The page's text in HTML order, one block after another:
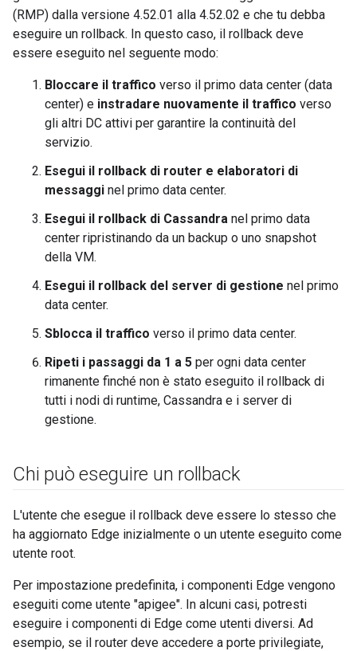
(RMP) dalla versione 4.52.01 alla 4.52.02 e che tu debba
eseguire un rollback. In questo caso, il rollback deve
essere eseguito nel seguente modo:
Bloccare il traffico verso il primo data center (data
center) e instradare nuovamente il traffico verso
gli altri DC attivi per garantire la continuità del
servizio.
Esegui il rollback di router e elaboratori di
messaggi nel primo data center.
Esegui il rollback di Cassandra nel primo data
center ripristinando da un backup o uno snapshot
della VM.
Esegui il rollback del server di gestione nel primo
data center.
Sblocca il traffico verso il primo data center.
Ripeti i passaggi da 1 a 5 per ogni data center
rimanente finché non è stato eseguito il rollback di
tutti i nodi di runtime, Cassandra e i server di
gestione.
Chi può eseguire un rollback
L'utente che esegue il rollback deve essere lo stesso che
ha aggiornato Edge inizialmente o un utente eseguito come
utente root.
Per impostazione predefinita, i componenti Edge vengono
eseguiti come utente "apigee". In alcuni casi, potresti
eseguire i componenti di Edge come utenti diversi. Ad
esempio, se il router deve accedere a porte privilegiate,